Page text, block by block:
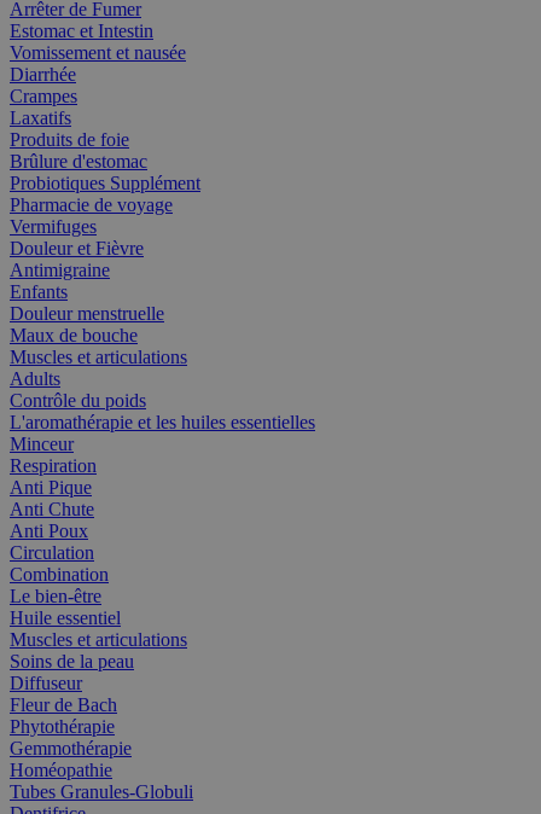
Arrêter de Fumer
Estomac et Intestin
Vomissement et nausée
Diarrhée
Crampes
Laxatifs
Produits de foie
Brûlure d'estomac
Probiotiques Supplément
Pharmacie de voyage
Vermifuges
Douleur et Fièvre
Antimigraine
Enfants
Douleur menstruelle
Maux de bouche
Muscles et articulations
Adults
Contrôle du poids
L'aromathérapie et les huiles essentielles
Minceur
Respiration
Anti Pique
Anti Chute
Anti Poux
Circulation
Combination
Le bien-être
Huile essentiel
Muscles et articulations
Soins de la peau
Diffuseur
Fleur de Bach
Phytothérapie
Gemmothérapie
Homéopathie
Tubes Granules-Globuli